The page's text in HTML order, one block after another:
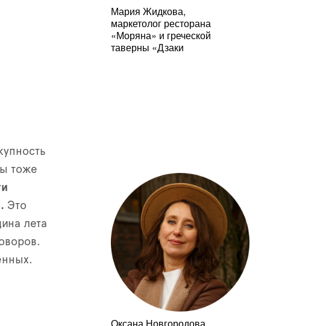
Мария Жидкова,
маркетолог ресторана
«Моряна» и греческой
таверны «Дзаки
тоже
Это
лета